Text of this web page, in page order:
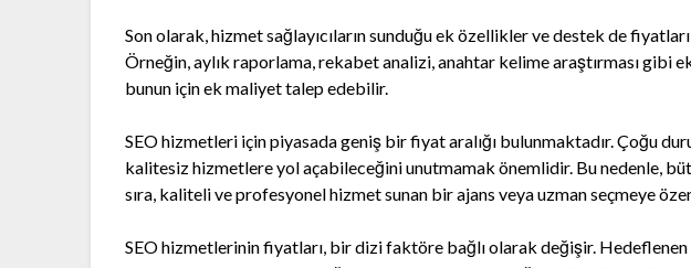
Son olarak, hizmet sağlayıcıların sunduğu ek özellikler ve destek de
Örneğin, aylık raporlama, rekabet analizi, anahtar kelime araştırması gibi
bunun için ek maliyet talep edebilir.
SEO hizmetleri için piyasada geniş bir fiyat aralığı bulunmaktadır. Çoğu
kalitesiz hizmetlere yol açabileceğini unutmamak önemlidir. Bu nedenle,
sıra, kaliteli ve profesyonel hizmet sunan bir ajans veya uzman seçmeye
SEO hizmetlerinin fiyatları, bir dizi faktöre bağlı olarak değişir. Hedeflenen